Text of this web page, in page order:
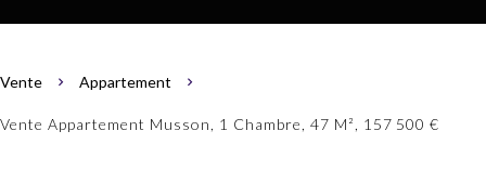
Vente Appartement
Vente Appartement Musson, 1 Chambre, 47 M², 157 500 €